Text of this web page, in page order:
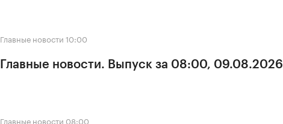
Главные новости 10:00
Главные новости. Выпуск за 08:00, 09.08.2026
Главные новости 08:00